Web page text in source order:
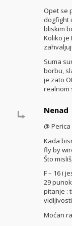
Opet se
dogfight
bliskim
Koliko je
Suma
borbu,
je zato
realnom
Nenad
@ Perica
Kada
fly by
Što
F – 16 i
29
pitanje :
Moćan